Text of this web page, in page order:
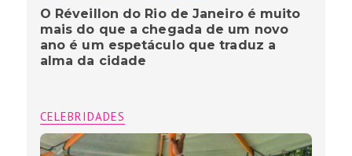
O Réveillon do Rio de Janeiro é muito
mais do que a chegada de um novo
ano é um espetáculo que traduz a
alma da cidade
CELEBRIDADES